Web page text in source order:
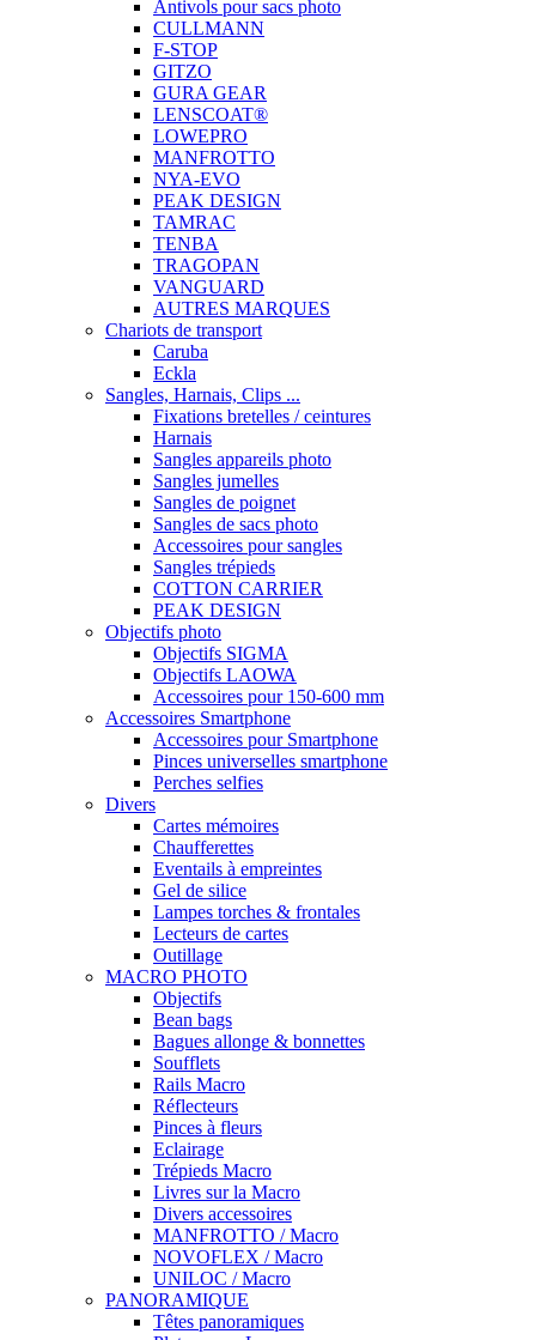
Antivols pour sacs photo
CULLMANN
F-STOP
GITZO
GURA GEAR
LENSCOAT®
LOWEPRO
MANFROTTO
NYA-EVO
PEAK DESIGN
TAMRAC
TENBA
TRAGOPAN
VANGUARD
AUTRES MARQUES
Chariots de transport
Caruba
Eckla
Sangles, Harnais, Clips ...
Fixations bretelles / ceintures
Harnais
Sangles appareils photo
Sangles jumelles
Sangles de poignet
Sangles de sacs photo
Accessoires pour sangles
Sangles trépieds
COTTON CARRIER
PEAK DESIGN
Objectifs photo
Objectifs SIGMA
Objectifs LAOWA
Accessoires pour 150-600 mm
Accessoires Smartphone
Accessoires pour Smartphone
Pinces universelles smartphone
Perches selfies
Divers
Cartes mémoires
Chaufferettes
Eventails à empreintes
Gel de silice
Lampes torches & frontales
Lecteurs de cartes
Outillage
MACRO PHOTO
Objectifs
Bean bags
Bagues allonge & bonnettes
Soufflets
Rails Macro
Réflecteurs
Pinces à fleurs
Eclairage
Trépieds Macro
Livres sur la Macro
Divers accessoires
MANFROTTO / Macro
NOVOFLEX / Macro
UNILOC / Macro
PANORAMIQUE
Têtes panoramiques